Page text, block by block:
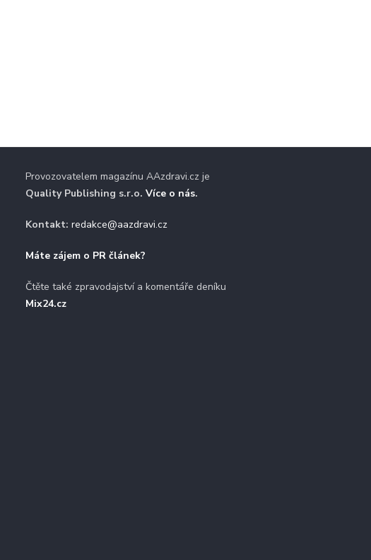
Provozovatelem magazínu AAzdravi.cz je
Quality Publishing s.r.o.Více o nás.
Kontakt: redakce@aazdravi.cz
Máte zájem o PR článek?
Čtěte také zpravodajství a komentáře deníku
Mix24.cz